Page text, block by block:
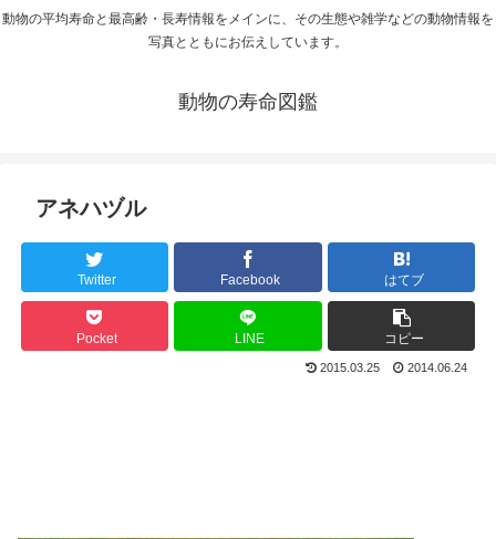
動物の平均寿命と最高齢・長寿情報をメインに、その生態や雑学などの動物情報を
写真とともにお伝えしています。
動物の寿命図鑑
アネハヅル
Twitter Facebook はてブ
Pocket LINE コピー
2015.03.25 2014.06.24